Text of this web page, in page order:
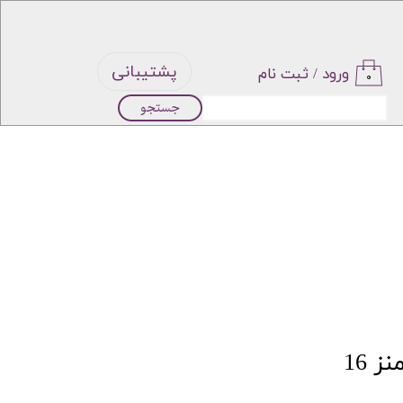
ورود / ثبت نام
حساب
۰ پشتیبانی
جستجو